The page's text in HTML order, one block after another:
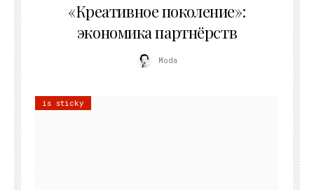
«Креативное поколение»:
экономика партнёрств
Moda
is sticky